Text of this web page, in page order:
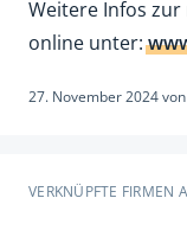
Weitere Infos zur
online unter:
27. November 2024von
VERKNÜPFTE FIRMEN